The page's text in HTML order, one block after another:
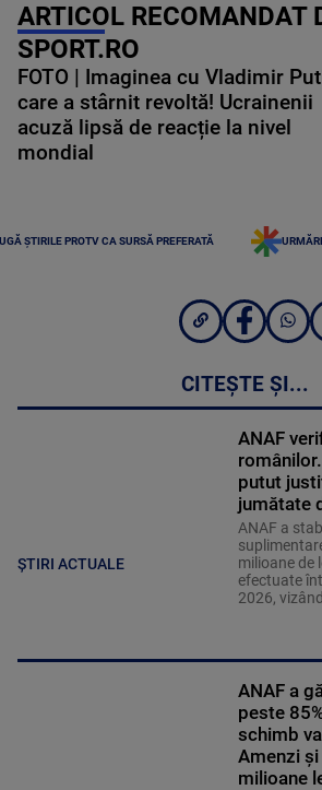
ARTICOL RECOMANDAT
SPORT.RO
FOTO | Imaginea cu Vladimir
care a stârnit revoltă! Ucrainenii
acuză lipsă de reacție la nivel
mondial
ȘTIRILE PROTV CA SURSĂ PREFERATĂ
CITEȘTE ȘI...
ȘTIRI ACTUALE
ANAF
putut
jumătate
ANAF a
milioane de
efectuate
2026,
ANAF a
peste
schimb
Amenzi
milioane